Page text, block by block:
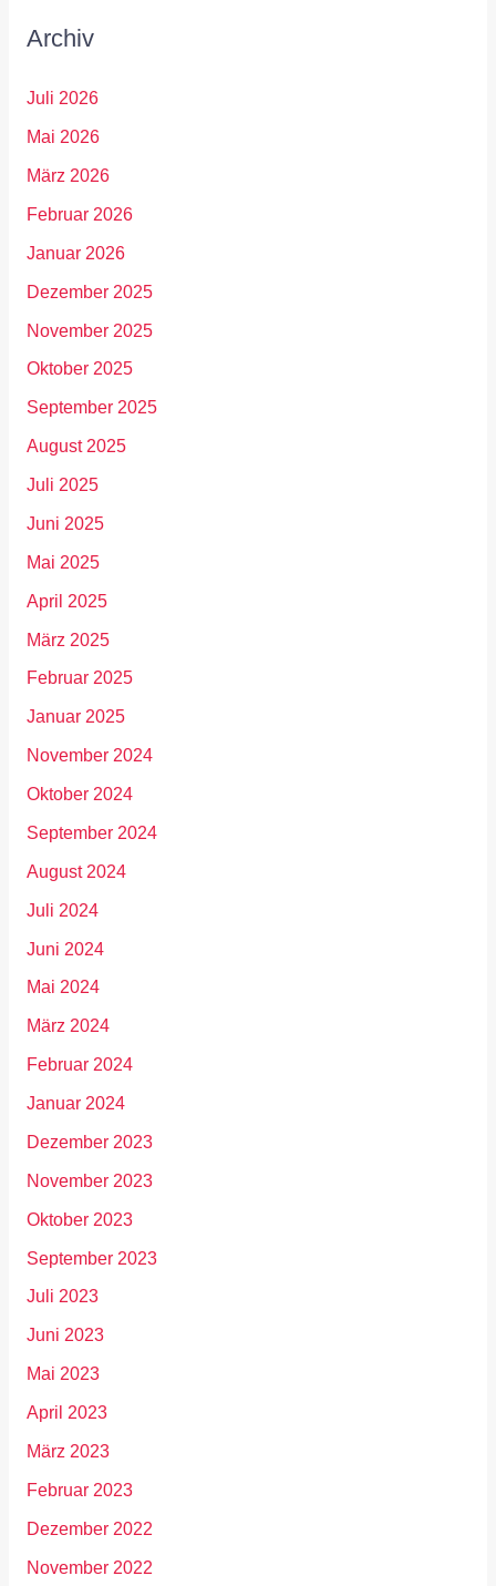
Archiv
Juli 2026
Mai 2026
März 2026
Februar 2026
Januar 2026
Dezember 2025
November 2025
Oktober 2025
September 2025
August 2025
Juli 2025
Juni 2025
Mai 2025
April 2025
März 2025
Februar 2025
Januar 2025
November 2024
Oktober 2024
September 2024
August 2024
Juli 2024
Juni 2024
Mai 2024
März 2024
Februar 2024
Januar 2024
Dezember 2023
November 2023
Oktober 2023
September 2023
Juli 2023
Juni 2023
Mai 2023
April 2023
März 2023
Februar 2023
Dezember 2022
November 2022